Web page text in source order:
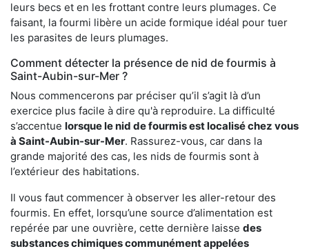
leurs becs et en les frottant contre leurs plumages. Ce
faisant, la fourmi libère un acide formique idéal pour tuer
les parasites de leurs plumages.
Comment détecter la présence de nid de fourmis à
Saint-Aubin-sur-Mer ?
Nous commencerons par préciser qu’il s’agit là d’un
exercice plus facile à dire qu'à reproduire. La difficulté
s’accentue lorsque le nid de fourmis est localisé chez vous
à Saint-Aubin-sur-Mer. Rassurez-vous, car dans la
grande majorité des cas, les nids de fourmis sont à
l’extérieur des habitations.
Il vous faut commencer à observer les aller-retour des
fourmis. En effet, lorsqu’une source d’alimentation est
repérée par une ouvrière, cette dernière laisse des
substances chimiques communément appelées